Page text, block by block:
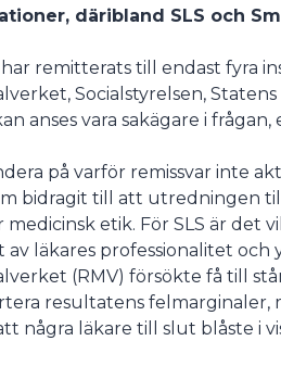
däribland SLS och
remitterats till endast fyra
Socialstyrelsen,
anses vara sakägare i
på varför remissvar inte
bidragit till att utredningen
medicinsk etik. För SLS är
av läkares professionalitet
(RMV) försökte få till
resultatens
några läkare till slut blåste i